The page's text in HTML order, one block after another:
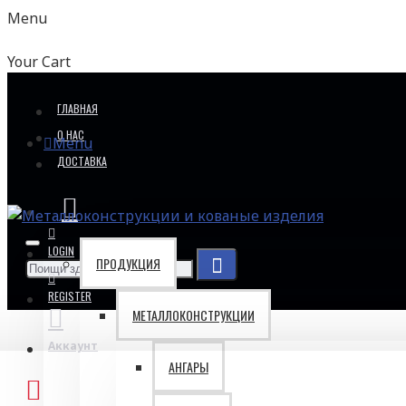
Menu
Your Cart
ГЛАВНАЯ
О НАС
ДОСТАВКА
Menu
ПРОДУКЦИЯ
МЕТАЛЛОКОНСТРУКЦИИ
АНГАРЫ
Аккаунт
LOGIN
REGISTER